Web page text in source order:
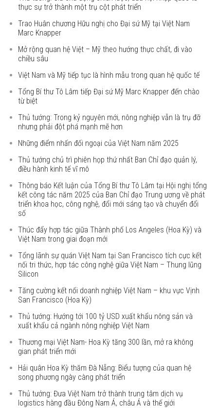
thực sự trở thành một trụ cột phát triển
Trao Huân chương Hữu nghị cho Đại sứ Mỹ tại Việt Nam
Marc Knapper
Mở rộng quan hệ Việt – Mỹ theo hướng thực chất, đi vào
chiều sâu
Việt Nam và Mỹ tiếp tục là hình mẫu trong quan hệ quốc tế
Tổng Bí thư Tô Lâm tiếp Đại sứ Mỹ Marc Knapper đến chào
từ biệt
Thủ tướng: Trong kỷ nguyên mới, nông nghiệp vẫn là trụ đỡ
nhưng phải đột phá mạnh mẽ hơn
Những điểm nhấn đối ngoại của Việt Nam năm 2025
Thủ tướng chủ trì phiên họp thứ nhất Ban Chỉ đạo quản lý,
điều hành kinh tế vĩ mô
Thông báo Kết luận của Tổng Bí thư Tô Lâm tại Hội nghị tổng
kết công tác năm 2025 của Ban Chỉ đạo Trung ương về phát
triển khoa học, công nghệ, đổi mới sáng tạo và chuyển đổi
số
Thúc đẩy hợp tác giữa Thành phố Los Angeles (Hoa Kỳ) và
Việt Nam trong giai đoạn mới
Tổng lãnh sự quán Việt Nam tại San Francisco tích cực kết
nối tri thức, hợp tác công nghệ giữa Việt Nam – Thung lũng
Silicon
Tăng cường kết nối doanh nghiệp Việt Nam – khu vực Vịnh
San Francisco (Hoa Kỳ)
Thủ tướng: Hướng tới 100 tỷ USD xuất khẩu nông sản và
xuất khẩu cả ngành nông nghiệp Việt Nam
Thương mại Việt Nam- Hoa Kỳ tăng 300 lần, mở ra không
gian phát triển mới
Hải quân Hoa Kỳ thăm Đà Nẵng: Biểu tượng của quan hệ
song phương ngày càng phát triển
Thủ tướng: Đưa Việt Nam trở thành trung tâm dịch vụ
logistics hàng đầu Đông Nam Á, châu Á và thế giới